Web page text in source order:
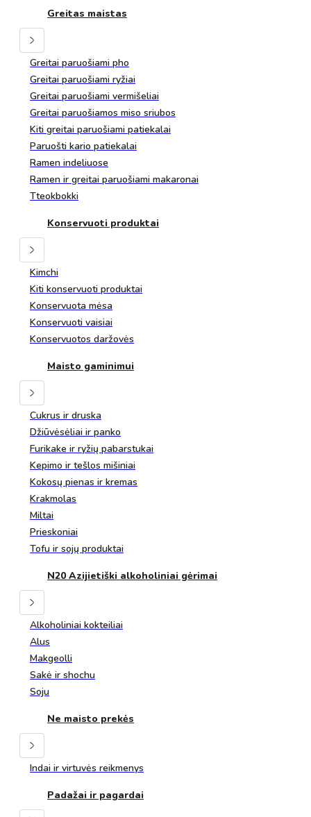
Greitas maistas
Greitai paruošiami pho
Greitai paruošiami ryžiai
Greitai paruošiami vermišeliai
Greitai paruošiamos miso sriubos
Kiti greitai paruošiami patiekalai
Paruošti kario patiekalai
Ramen indeliuose
Ramen ir greitai paruošiami makaronai
Tteokbokki
Konservuoti produktai
Kimchi
Kiti konservuoti produktai
Konservuota mėsa
Konservuoti vaisiai
Konservuotos daržovės
Maisto gaminimui
Cukrus ir druska
Džiūvėsėliai ir panko
Furikake ir ryžių pabarstukai
Kepimo ir tešlos mišiniai
Kokosų pienas ir kremas
Krakmolas
Miltai
Prieskoniai
Tofu ir sojų produktai
N20 Azijietiški alkoholiniai gėrimai
Alkoholiniai kokteiliai
Alus
Makgeolli
Sakė ir shochu
Soju
Ne maisto prekės
Indai ir virtuvės reikmenys
Padažai ir pagardai